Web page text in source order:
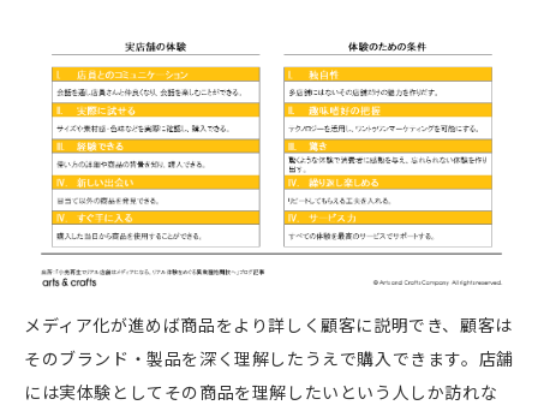
メディア化が進めば商品をより詳しく顧客に説明でき、顧客は
そのブランド・製品を深く理解したうえで購入できます。店舗
には実体験としてその商品を理解したいという人しか訪れな